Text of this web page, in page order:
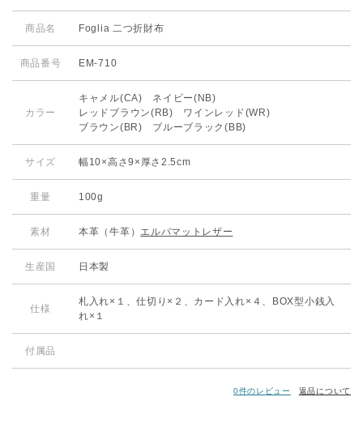
商品名 Foglia 二つ折財布
商品番号 EM-710
カラー
キャメル(CA) ネイビー(NB)
レッドブラウン(RB) ワインレッド(WR)
ブラウン(BR) ブルーブラック(BB)
サイズ 幅10×高さ9×厚さ2.5cm
重量 100g
素材 本革（牛革） エルバマットレザー
生産国 日本製
仕様
札入れ×１、仕切り×２、カード入れ×４、BOX型小銭入
れ×１
付属品
0件のレビュー 返品について